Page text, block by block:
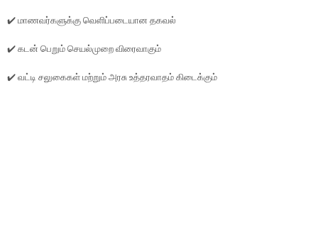
✔️ மாணவர்களுக்கு வெளிப்படையான தகவல்
✔️ கடன் பெறும் செயல்முறை விரைவாகும்
✔️ வட்டி சலுகைகள் மற்றும் அரசு உத்தரவாதம் கிடைக்கும்